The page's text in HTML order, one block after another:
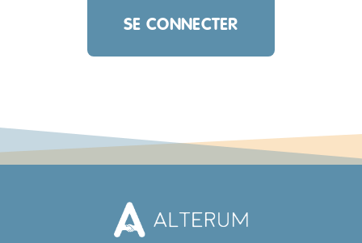
Contact
Trouver votre aide